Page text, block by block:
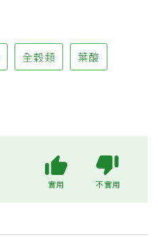
全穀類 葉酸
實用 不實用